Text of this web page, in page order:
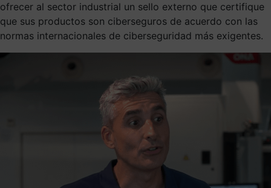
ofrecer al sector industrial un sello externo que certifique
que sus productos son ciberseguros de acuerdo con las
normas internacionales de ciberseguridad más exigentes.